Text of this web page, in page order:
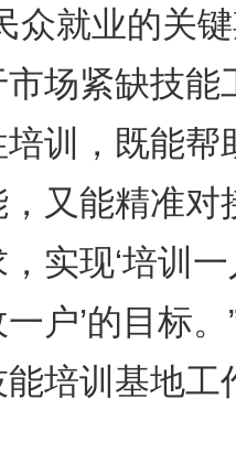
就业的关键
场紧缺技能
训，既能帮
又能精准对
实现‘培训
户’的目标。
培训基地工